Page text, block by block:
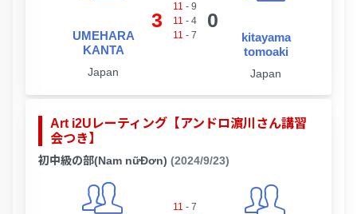
UMEHARA
KANTA
Japan
3
11 - 9
11 - 4
11 - 7
0
kitayama
tomoaki
Japan
Art i2Uレーティング【アンドロ濵川さん講習
会つき】
初中級の部(Nam nữĐơn) (2024/9/23)
11 - 7